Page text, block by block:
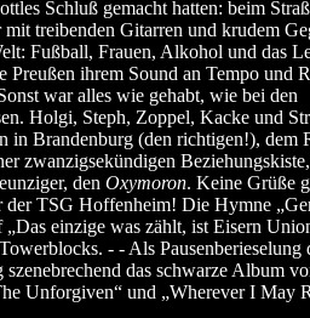
Schluß gemacht hatten: beim
treibenden Gitarren und krudem
Fußball, Frauen, Alkohol und das
Preußen ihrem Sound an Tempo und
war alles wie gehabt, wie bei den
Holgi, Steph, Zoppel, Kacke und
in Brandenburg (den richtigen!), dem
zwanzigsekündigen
den Oxymoron. Keine Grüße
TSG Hoffenheim! Die Hymne
einzige was zählt, ist Eisern
- - Als Pausenberieselung
das schwarze Album
Unforgiven“ und „Wherever I May